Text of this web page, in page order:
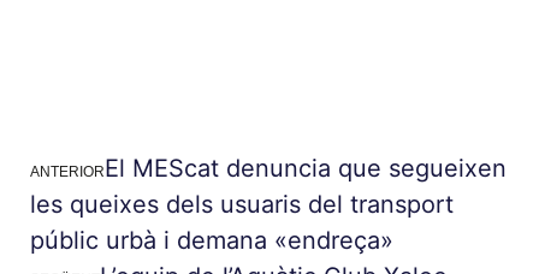
ANTERIOREl MEScat denuncia que segueixen
les queixes dels usuaris del transport
públic urbà i demana «endreça»